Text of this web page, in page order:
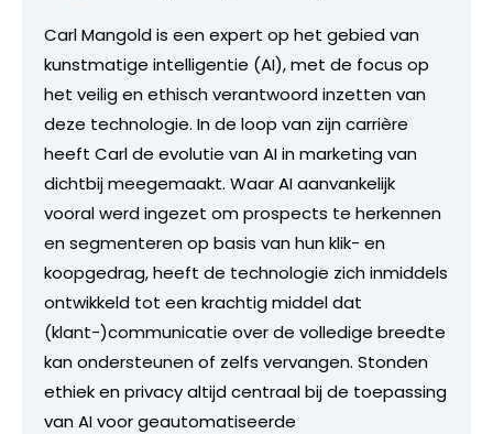
Carl Mangold is een expert op het gebied van
kunstmatige intelligentie (AI), met de focus op
het veilig en ethisch verantwoord inzetten van
deze technologie. In de loop van zijn carrière
heeft Carl de evolutie van AI in marketing van
dichtbij meegemaakt. Waar AI aanvankelijk
vooral werd ingezet om prospects te herkennen
en segmenteren op basis van hun klik- en
koopgedrag, heeft de technologie zich inmiddels
ontwikkeld tot een krachtig middel dat
(klant-)communicatie over de volledige breedte
kan ondersteunen of zelfs vervangen. Stonden
ethiek en privacy altijd centraal bij de toepassing
van AI voor geautomatiseerde